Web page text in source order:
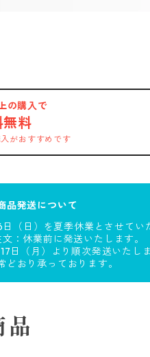
の購入で
無料
がおすすめです
品発送について
（日）を夏季休業とさせてい
：休業前に発送いたします。
日（月）より順次発送いたしま
おり承っております。
品